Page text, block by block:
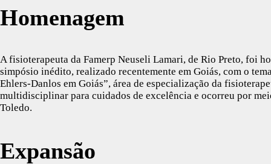
Homenagem
A fisioterapeuta da Famerp Neuseli Lamari, de Rio Preto, foi
simpósio inédito, realizado recentemente em Goiás, com o
Ehlers-Danlos em Goiás”, área de especialização da
multidisciplinar para cuidados de excelência e ocorreu por
Toledo.
Expansão